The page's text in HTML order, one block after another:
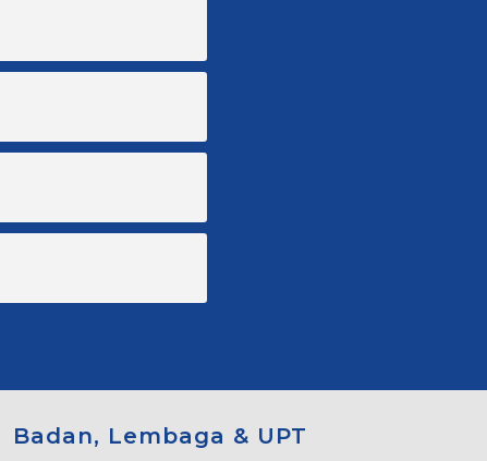
Badan, Lembaga & UPT